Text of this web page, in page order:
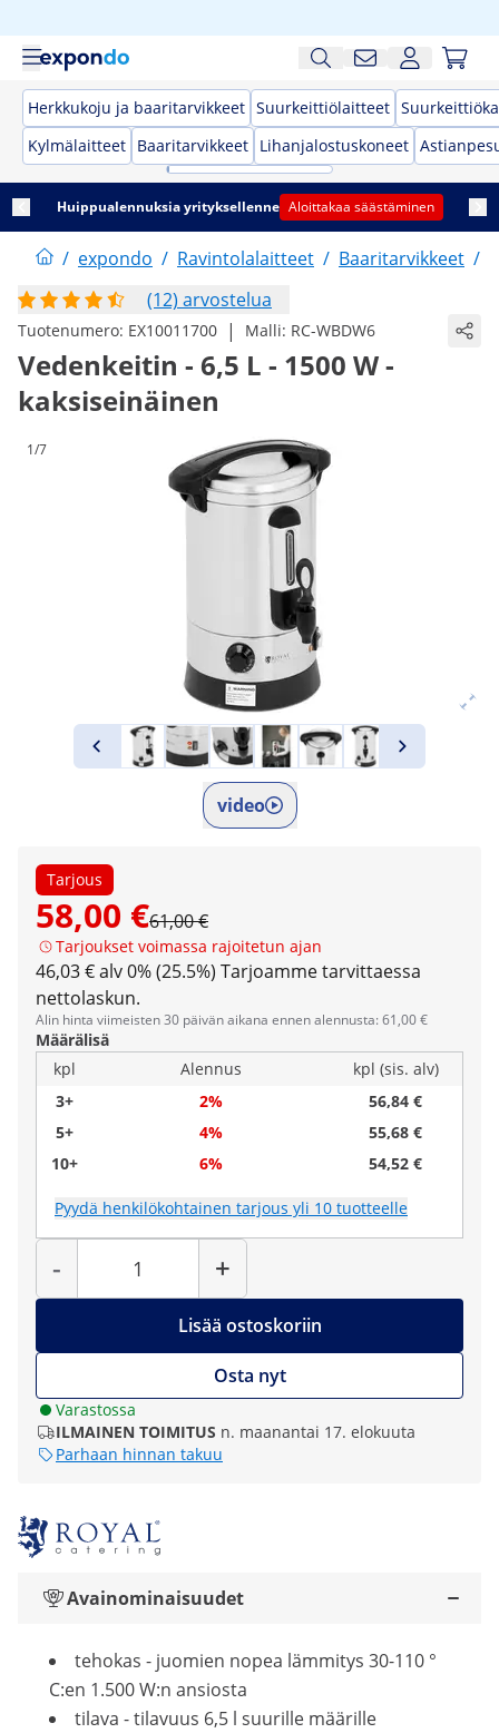
Herkkukoju ja baaritarvikkeet Suurkeittiölaitteet
Kylmälaitteet Baaritarvikkeet Lihanjalostuskoneet
Huippualennuksia yrityksellenne Aloittakaa säästäminen
/ expondo / Ravintolalaitteet / Baaritarvikkeet /
(12) arvostelua
Tuotenumero: EX10011700 | Malli: RC-WBDW6
Vedenkeitin - 6,5 L - 1500 W -
kaksiseinäinen
1/7
video
Tarjous
58,00 €61,00 €
Tarjoukset voimassa rajoitetun ajan
46,03 € alv 0% (25.5%) Tarjoamme tarvittaessa
nettolaskun.
Alin hinta viimeisten 30 päivän aikana ennen alennusta: 61,00 €
Määrälisä
kpl
Alennus
kpl (sis. alv)
3+
2%
56,84 €
5+
4%
55,68 €
10+
6% 54,52 €
Pyydä henkilökohtainen tarjous yli 10 tuotteelle
-
Määrä
+
Lisää ostoskoriin
Osta nyt
Varastossa
ILMAINEN TOIMITUS n. maanantai 17. elokuuta
Parhaan hinnan takuu
Avainominaisuudet
tehokas - juomien nopea lämmitys 30-110 °
C:en 1.500 W:n ansiosta
tilava - tilavuus 6,5 l suurille määrille